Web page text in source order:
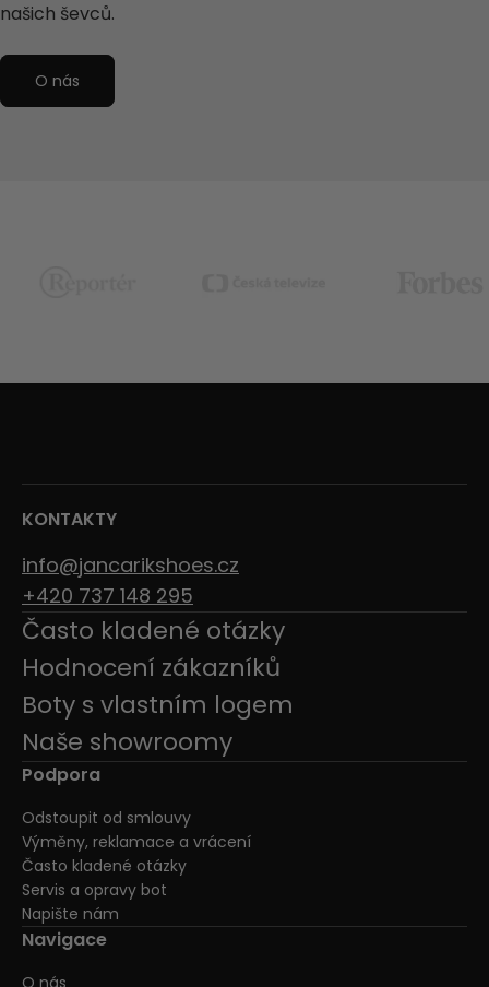
našich ševců.
O nás
KONTAKTY
info@jancarikshoes.cz
+420 737 148 295
Často kladené otázky
Hodnocení zákazníků
Boty s vlastním logem
Naše showroomy
Podpora
Odstoupit od smlouvy
Výměny, reklamace a vrácení
Často kladené otázky
Servis a opravy bot
Napište nám
Navigace